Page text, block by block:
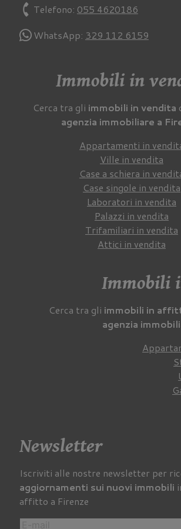
phoneTelefono: 055 4620186
WhatsApp: 329 112 6159
Immobili in
Cerca tra gli immobili in vendita
agenzia immobiliare a
Appartamenti in
Ville in vendita
Case a schiera in
Case singole in vendita
Laboratori in vendita
Palazzi in vendita
Trifamiliari in vendita
Attici in vendita
Immobili
Cerca tra gli immobili in
agenzia
Newsletter
Iscriviti alle nostre newsletter per
aggiornamenti sui nuovi immobili
affitto a Firenze